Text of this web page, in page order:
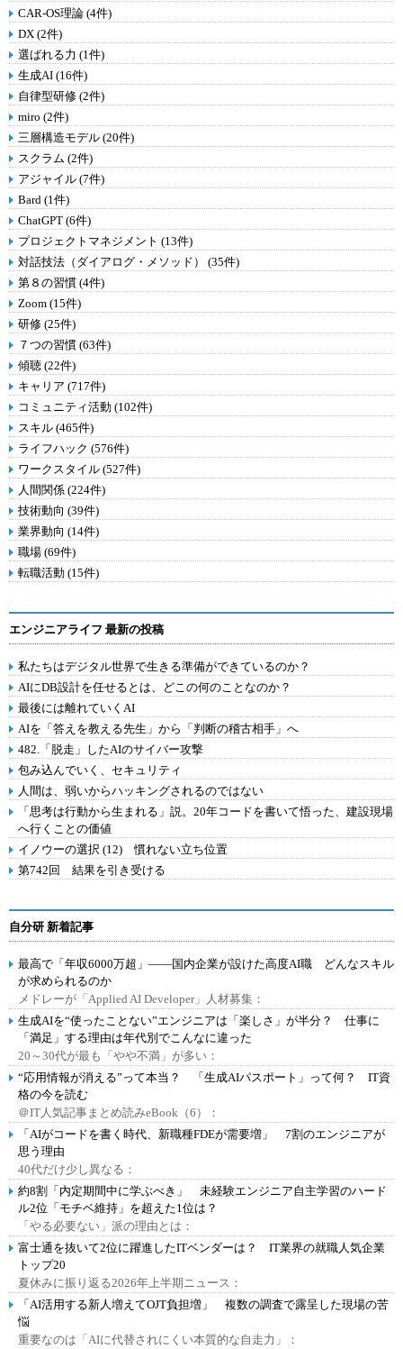
CAR-OS理論 (4件)
DX (2件)
選ばれる力 (1件)
生成AI (16件)
自律型研修 (2件)
miro (2件)
三層構造モデル (20件)
スクラム (2件)
アジャイル (7件)
Bard (1件)
ChatGPT (6件)
プロジェクトマネジメント (13件)
対話技法（ダイアログ・メソッド） (35件)
第８の習慣 (4件)
Zoom (15件)
研修 (25件)
７つの習慣 (63件)
傾聴 (22件)
キャリア (717件)
コミュニティ活動 (102件)
スキル (465件)
ライフハック (576件)
ワークスタイル (527件)
人間関係 (224件)
技術動向 (39件)
業界動向 (14件)
職場 (69件)
転職活動 (15件)
エンジニアライフ 最新の投稿
私たちはデジタル世界で生きる準備ができているのか？
AIにDB設計を任せるとは、どこの何のことなのか？
最後には離れていくAI
AIを「答えを教える先生」から「判断の稽古相手」へ
482.「脱走」したAIのサイバー攻撃
包み込んでいく、セキュリティ
人間は、弱いからハッキングされるのではない
「思考は行動から生まれる」説。20年コードを書いて悟った、建設現場
へ行くことの価値
イノウーの選択 (12) 慣れない立ち位置
第742回 結果を引き受ける
自分研 新着記事
最高で「年収6000万超」――国内企業が設けた高度AI職 どんなスキル
が求められるのか
メドレーが「Applied AI Developer」人材募集：
生成AIを“使ったことない”エンジニアは「楽しさ」が半分？ 仕事に
「満足」する理由は年代別でこんなに違った
20～30代が最も「やや不満」が多い：
“応用情報が消える”って本当？ 「生成AIパスポート」って何？ IT資
格の今を読む
＠IT人気記事まとめ読みeBook（6）：
「AIがコードを書く時代、新職種FDEが需要増」 7割のエンジニアが
思う理由
40代だけ少し異なる：
約8割「内定期間中に学ぶべき」 未経験エンジニア自主学習のハード
ル2位「モチベ維持」を超えた1位は？
「やる必要ない」派の理由とは：
富士通を抜いて2位に躍進したITベンダーは？ IT業界の就職人気企業
トップ20
夏休みに振り返る2026年上半期ニュース：
「AI活用する新人増えてOJT負担増」 複数の調査で露呈した現場の苦
悩
重要なのは「AIに代替されにくい本質的な自走力」：